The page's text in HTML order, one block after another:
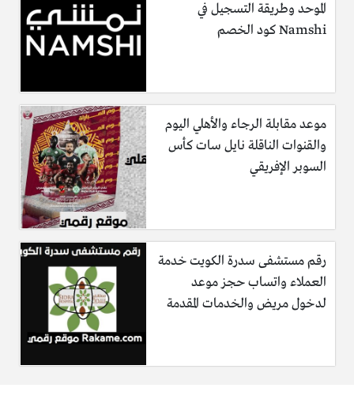
الموحد وطريقة التسجيل في
Namshi كود الخصم
موعد مقابلة الرجاء والأهلي اليوم
والقنوات الناقلة نايل سات كأس
السوبر الإفريقي
رقم مستشفى سدرة الكويت خدمة
العملاء واتساب حجز موعد
لدخول مريض والخدمات المقدمة